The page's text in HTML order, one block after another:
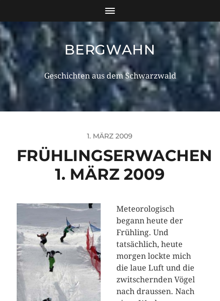
BERGWAHN
Geschichten aus dem Schwarzwald
1. MÄRZ 2009
FRÜHLINGSERWACHEN
1. MÄRZ 2009
Meteorologisch
begann heute der
Frühling. Und
tatsächlich, heute
morgen lockte mich
die laue Luft und die
zwitschernden Vögel
nach draussen. Nach